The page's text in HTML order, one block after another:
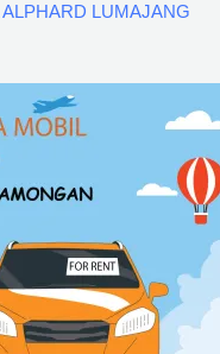
ALPHARD LUMAJANG